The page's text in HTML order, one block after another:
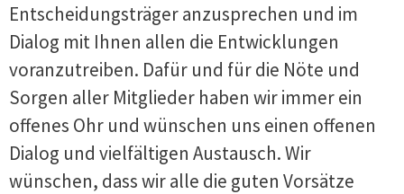
Entscheidungsträger anzusprechen und im
Dialog mit Ihnen allen die Entwicklungen
voranzutreiben. Dafür und für die Nöte und
Sorgen aller Mitglieder haben wir immer ein
offenes Ohr und wünschen uns einen offenen
Dialog und vielfältigen Austausch. Wir
wünschen, dass wir alle die guten Vorsätze